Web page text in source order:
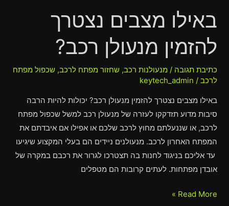
באילו מצבים נצטרך
להזמין מנעולן רכב?
כתיבת תגובה /מנעולנות רכב,שחזור מפתח לרכב,שכפול מפתח
לרכב /
keytech_admin
באילו מצבים נצטרך להזמין מנעולן רכב? יכולות להיות הרבה
סיבות מדוע תזדקקו לעזרה של מנעולן רכב למשל שכפול מפתח
לרכב, או שננעלתם מחוץ לרכב שלכם או אפילו אם איבדתם את
המפתח האחרון לרכב. מנעולנים ניידים הם בעלי המקצוע שיגיעו
עד אליכם בניגוד לחנות בה תצטרכו לגרור את רכבם במקרה של
אובדן מפתחות. לעתים קרובות הם מטפלים
באילו
מצבים
נצטרך
להזמין
מנעולן
רכב?
Read More »